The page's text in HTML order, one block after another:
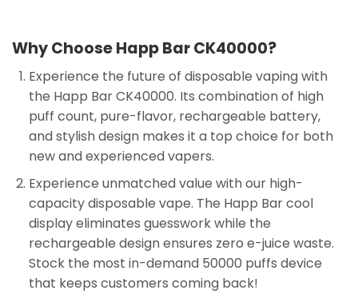
Why Choose Happ Bar CK40000?
Experience the future of disposable vaping with
the Happ Bar CK40000. Its combination of high
puff count, pure-flavor, rechargeable battery,
and stylish design makes it a top choice for both
new and experienced vapers.
Experience unmatched value with our high-
capacity disposable vape. The Happ Bar cool
display eliminates guesswork while the
rechargeable design ensures zero e-juice waste.
Stock the most in-demand 50000 puffs device
that keeps customers coming back!